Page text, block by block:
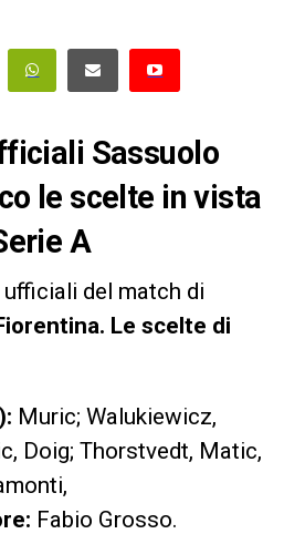
Sassuolo
le scelte in vista
A
del match di
Le scelte di
Muric; Walukiewicz,
Doig; Thorstvedt, Matic,
Fabio Grosso.